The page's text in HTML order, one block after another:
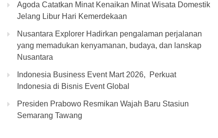
Agoda Catatkan Minat Kenaikan Minat Wisata Domestik
Jelang Libur Hari Kemerdekaan
Nusantara Explorer Hadirkan pengalaman perjalanan
yang memadukan kenyamanan, budaya, dan lanskap
Nusantara
Indonesia Business Event Mart 2026, Perkuat
Indonesia di Bisnis Event Global
Presiden Prabowo Resmikan Wajah Baru Stasiun
Semarang Tawang